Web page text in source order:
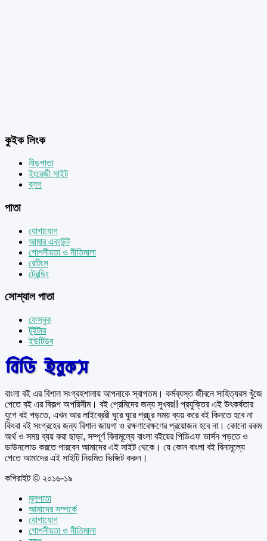
কুইক লিংক
নীড়পাতা
ইংরেজী সাইট
ব্লগ
পাতা
যোগাযোগ
আমার একাউন্ট
গোপনীয়তা ও নীতিমালা
রেটিংস
ট্রেন্ডিং
সোশ্যাল পাতা
ফেসবুক
টুইটার
ইউটিউব
বাংলা বই এর বিশাল সংগ্রহশালায় আপনাকে স্বাগতম। কর্মব্যস্ত জীবনে সাহিত্যরস খুঁজে
পেতে বই এর বিকল্প অপরিসীম। বই প্রেমিদের জন্য সুখবর!! প্রযুক্তির এই উৎকর্ষতার
যুগে বই পড়তে, এখন আর লাইব্রেরী ঘুরে ঘুরে প্রচুর সময় ব্যয় করে বই কিনতে হবে না
কিংবা বই সংগ্রহের জন্য বিশাল জায়গা ও রক্ষণাবেক্ষণের প্রয়োজন হবে না। কোনো রকম
অর্থ ও সময় ব্যয় করা ছাড়া, সম্পূর্ণ বিনামূল্যে বাংলা বইয়ের পিডিএফ ভার্সন পড়তে ও
ডাউনলোড করতে পারবেন আমাদের এই সাইট থেকে। যে কোন বাংলা বই বিনামূল্যে
পেতে আমাদের এই সাইটি নিয়মিত ভিজিট করুন।
কপিরাইট © ২০১৬-১৯
মূলপাতা
আমাদের সম্পর্কে
যোগাযোগ
গোপনীয়তা ও নীতিমালা